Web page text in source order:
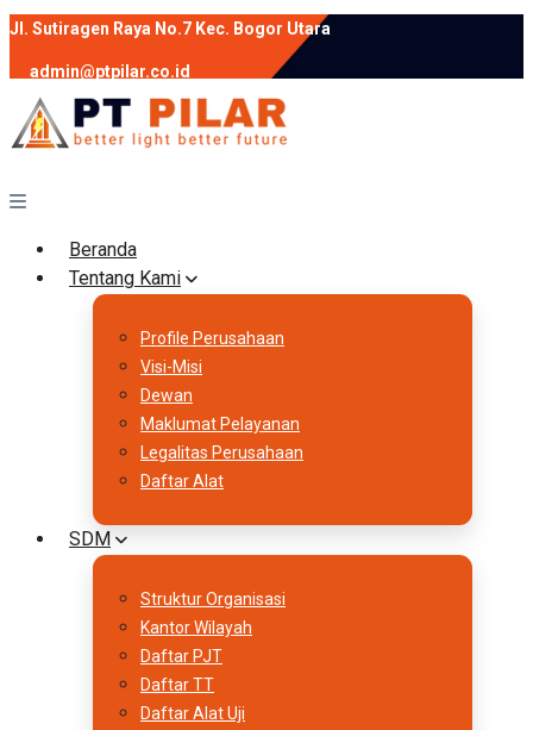
Jl. Sutiragen Raya No.7 Kec. Bogor Utara
admin@ptpilar.co.id
+62 812-9080-0020
instagram facebook
Follow :
Beranda
Tentang Kami
Profile Perusahaan
Visi-Misi
Dewan
Maklumat Pelayanan
Legalitas Perusahaan
Daftar Alat
SDM
Struktur Organisasi
Kantor Wilayah
Daftar PJT
Daftar TT
Daftar Alat Uji